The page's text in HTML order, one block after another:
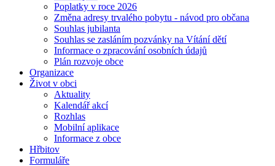
Poplatky v roce 2026
Změna adresy trvalého pobytu - návod pro občana
Souhlas jubilanta
Souhlas se zasláním pozvánky na Vítání dětí
Informace o zpracování osobních údajů
Plán rozvoje obce
Organizace
Život v obci
Aktuality
Kalendář akcí
Rozhlas
Mobilní aplikace
Informace z obce
Hřbitov
Formuláře